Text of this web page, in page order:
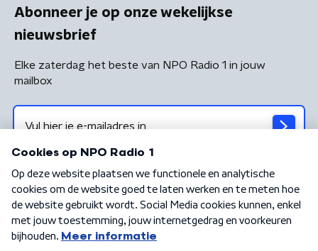
Abonneer je op onze wekelijkse
nieuwsbrief
Elke zaterdag het beste van NPO Radio 1 in jouw
mailbox
Algemene voorwaarden